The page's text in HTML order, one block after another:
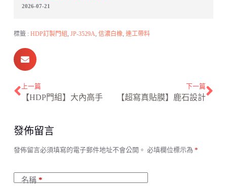
2026-07-21
標籤 : HDP訂製門組, JP-3529A, 信濃白橡, 連工帶料
上一篇
【HDP門組】大內高手
下一篇
【超寫真貼膜】鹿石設計
發佈留言
發佈留言必須填寫的電子郵件地址不會公開。 必填欄位標示為 *
名稱*
A
e
r